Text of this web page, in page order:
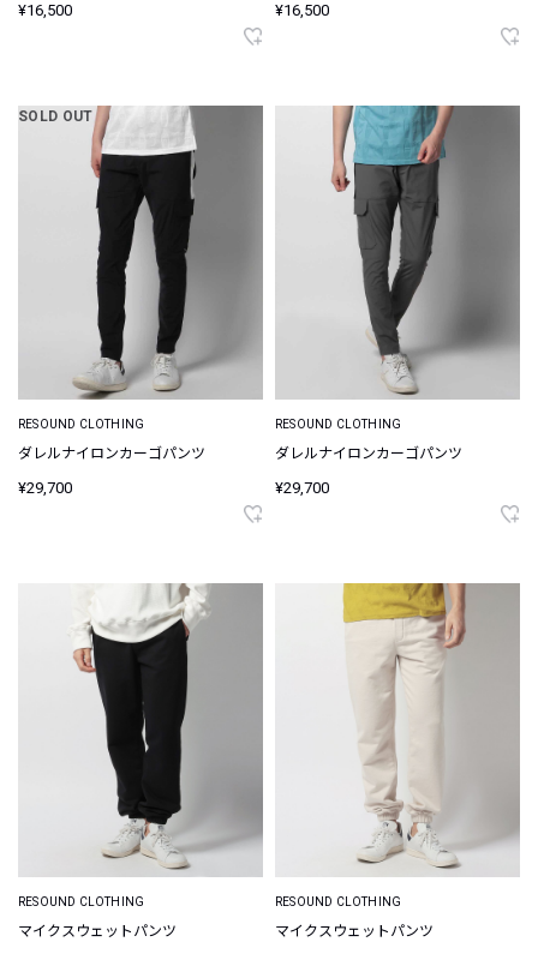
¥16,500 ¥16,500
SOLD OUT
RESOUND CLOTHING
ダレルナイロンカーゴパンツ
¥29,700
RESOUND CLOTHING
ダレルナイロンカーゴパンツ
¥29,700
RESOUND CLOTHING
マイクスウェットパンツ
RESOUND CLOTHING
マイクスウェットパンツ